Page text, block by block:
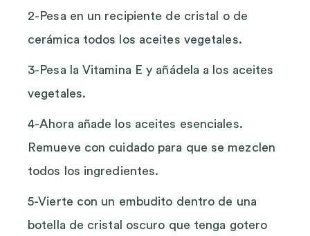
2-Pesa en un recipiente de cristal o de
cerámica todos los aceites vegetales.
3-Pesa la Vitamina E y añádela a los aceites
vegetales.
4-Ahora añade los aceites esenciales.
Remueve con cuidado para que se mezclen
todos los ingredientes.
5-Vierte con un embudito dentro de una
botella de cristal oscuro que tenga gotero